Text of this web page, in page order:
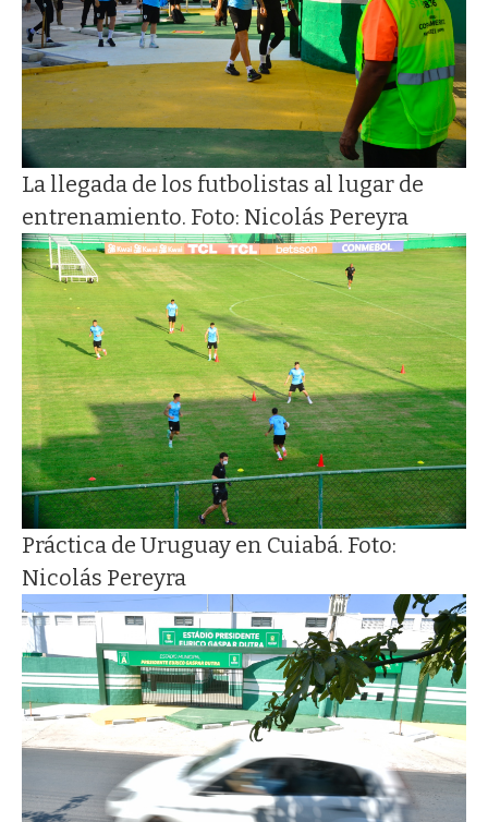
La llegada de los futbolistas al lugar de
entrenamiento. Foto: Nicolás Pereyra
Práctica de Uruguay en Cuiabá. Foto:
Nicolás Pereyra